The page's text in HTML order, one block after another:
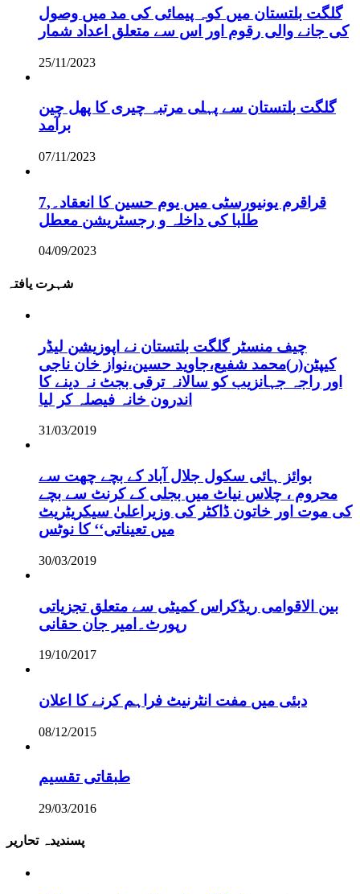
گلگت بلتستان میں کوہ پیمائی کی مد میں وصول
کی جانے والی رقوم اور اس سے متعلق اعداد شمار
25/11/2023
گلگت بلتستان سے پہلی مرتبہ چیری کا پھل چین
برآمد
07/11/2023
قراقرم یونیورسٹی میں یوم حسین کا انعقاد۔,7
طلبا کی داخلہ و رجسٹریشن معطل
04/09/2023
شہرت یافتہ
چیف منسٹر گلگت بلتستان نے اپوزیشن لیڈر
کیپٹن(ر)محمد شفیع،جاوید حسین،نواز خان ناجی
اور راجہ جہانزیب کو سالانہ ترقی بجٹ نہ دینے کا
اندرون خانہ فیصلہ کر لیا
31/03/2019
بوائز ہائی سکول جلال آباد کے بچے چھت سے
محروم ، چلاس نیاٹ میں بجلی کے کرنٹ سے بچے
کی موت اور خاتون ڈاکٹر کی وزیراعلیٰ سیکریٹریٹ
میں تعیناتی‘‘ کا نوٹس
30/03/2019
بین الاقوامی ریڈکراس کمیٹی سے متعلق تجزیاتی
رپورٹ۔امیر جان حقانی
19/10/2017
دبئی میں مفت انٹرنیٹ فراہم کرنے کا اعلان
08/12/2015
طبقاتی تقسیم
29/03/2016
پسندیدہ تحاریر